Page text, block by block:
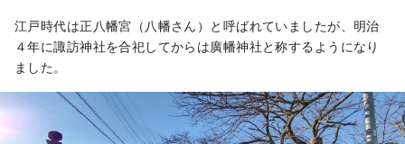
江戸時代は正八幡宮（八幡さん）と呼ばれていましたが、明治
４年に諏訪神社を合祀してからは廣幡神社と称するようになり
ました。